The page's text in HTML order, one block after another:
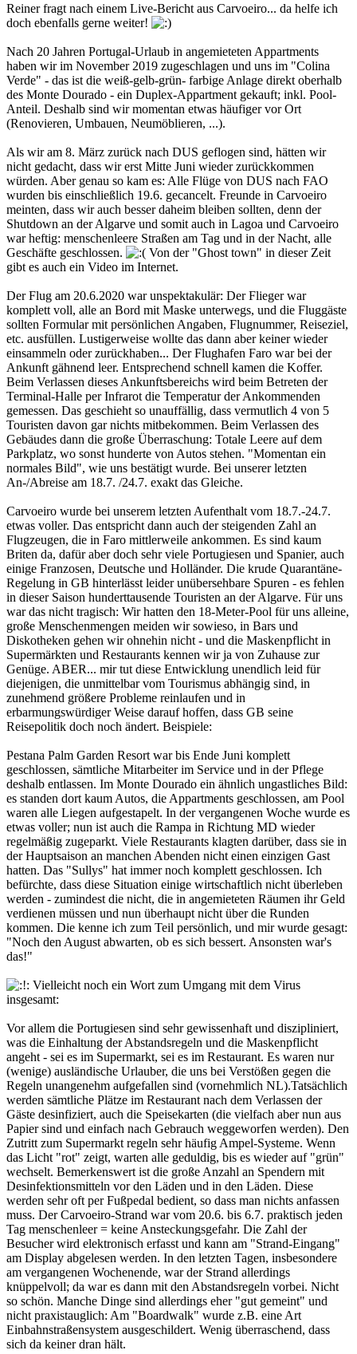
Reiner fragt nach einem Live-Bericht aus Carvoeiro... da helfe ich
doch ebenfalls gerne weiter!
Nach 20 Jahren Portugal-Urlaub in angemieteten Appartments
haben wir im November 2019 zugeschlagen und uns im "Colina
Verde" - das ist die weiß-gelb-grün- farbige Anlage direkt oberhalb
des Monte Dourado - ein Duplex-Appartment gekauft; inkl. Pool-
Anteil. Deshalb sind wir momentan etwas häufiger vor Ort
(Renovieren, Umbauen, Neumöblieren, ...).
Als wir am 8. März zurück nach DUS geflogen sind, hätten wir
nicht gedacht, dass wir erst Mitte Juni wieder zurückkommen
würden. Aber genau so kam es: Alle Flüge von DUS nach FAO
wurden bis einschließlich 19.6. gecancelt. Freunde in Carvoeiro
meinten, dass wir auch besser daheim bleiben sollten, denn der
Shutdown an der Algarve und somit auch in Lagoa und Carvoeiro
war heftig: menschenleere Straßen am Tag und in der Nacht, alle
Geschäfte geschlossen.
Von der "Ghost town" in dieser Zeit
gibt es auch ein Video im Internet.
Der Flug am 20.6.2020 war unspektakulär: Der Flieger war
komplett voll, alle an Bord mit Maske unterwegs, und die Fluggäste
sollten Formular mit persönlichen Angaben, Flugnummer, Reiseziel,
etc. ausfüllen. Lustigerweise wollte das dann aber keiner wieder
einsammeln oder zurückhaben... Der Flughafen Faro war bei der
Ankunft gähnend leer. Entsprechend schnell kamen die Koffer.
Beim Verlassen dieses Ankunftsbereichs wird beim Betreten der
Terminal-Halle per Infrarot die Temperatur der Ankommenden
gemessen. Das geschieht so unauffällig, dass vermutlich 4 von 5
Touristen davon gar nichts mitbekommen. Beim Verlassen des
Gebäudes dann die große Überraschung: Totale Leere auf dem
Parkplatz, wo sonst hunderte von Autos stehen. "Momentan ein
normales Bild", wie uns bestätigt wurde. Bei unserer letzten
An-/Abreise am 18.7. /24.7. exakt das Gleiche.
Carvoeiro wurde bei unserem letzten Aufenthalt vom 18.7.-24.7.
etwas voller. Das entspricht dann auch der steigenden Zahl an
Flugzeugen, die in Faro mittlerweile ankommen. Es sind kaum
Briten da, dafür aber doch sehr viele Portugiesen und Spanier, auch
einige Franzosen, Deutsche und Holländer. Die krude Quarantäne-
Regelung in GB hinterlässt leider unübersehbare Spuren - es fehlen
in dieser Saison hunderttausende Touristen an der Algarve. Für uns
war das nicht tragisch: Wir hatten den 18-Meter-Pool für uns alleine,
große Menschenmengen meiden wir sowieso, in Bars und
Diskotheken gehen wir ohnehin nicht - und die Maskenpflicht in
Supermärkten und Restaurants kennen wir ja von Zuhause zur
Genüge. ABER... mir tut diese Entwicklung unendlich leid für
diejenigen, die unmittelbar vom Tourismus abhängig sind, in
zunehmend größere Probleme reinlaufen und in
erbarmungswürdiger Weise darauf hoffen, dass GB seine
Reisepolitik doch noch ändert. Beispiele:
Pestana Palm Garden Resort war bis Ende Juni komplett
geschlossen, sämtliche Mitarbeiter im Service und in der Pflege
deshalb entlassen. Im Monte Dourado ein ähnlich ungastliches Bild:
es standen dort kaum Autos, die Appartments geschlossen, am Pool
waren alle Liegen aufgestapelt. In der vergangenen Woche wurde es
etwas voller; nun ist auch die Rampa in Richtung MD wieder
regelmäßig zugeparkt. Viele Restaurants klagten darüber, dass sie in
der Hauptsaison an manchen Abenden nicht einen einzigen Gast
hatten. Das "Sullys" hat immer noch komplett geschlossen. Ich
befürchte, dass diese Situation einige wirtschaftlich nicht überleben
werden - zumindest die nicht, die in angemieteten Räumen ihr Geld
verdienen müssen und nun überhaupt nicht über die Runden
kommen. Die kenne ich zum Teil persönlich, und mir wurde gesagt:
"Noch den August abwarten, ob es sich bessert. Ansonsten war's
das!"
Vielleicht noch ein Wort zum Umgang mit dem Virus
insgesamt:
Vor allem die Portugiesen sind sehr gewissenhaft und diszipliniert,
was die Einhaltung der Abstandsregeln und die Maskenpflicht
angeht - sei es im Supermarkt, sei es im Restaurant. Es waren nur
(wenige) ausländische Urlauber, die uns bei Verstößen gegen die
Regeln unangenehm aufgefallen sind (vornehmlich NL).Tatsächlich
werden sämtliche Plätze im Restaurant nach dem Verlassen der
Gäste desinfiziert, auch die Speisekarten (die vielfach aber nun aus
Papier sind und einfach nach Gebrauch weggeworfen werden). Den
Zutritt zum Supermarkt regeln sehr häufig Ampel-Systeme. Wenn
das Licht "rot" zeigt, warten alle geduldig, bis es wieder auf "grün"
wechselt. Bemerkenswert ist die große Anzahl an Spendern mit
Desinfektionsmitteln vor den Läden und in den Läden. Diese
werden sehr oft per Fußpedal bedient, so dass man nichts anfassen
muss. Der Carvoeiro-Strand war vom 20.6. bis 6.7. praktisch jeden
Tag menschenleer = keine Ansteckungsgefahr. Die Zahl der
Besucher wird elektronisch erfasst und kann am "Strand-Eingang"
am Display abgelesen werden. In den letzten Tagen, insbesondere
am vergangenen Wochenende, war der Strand allerdings
knüppelvoll; da war es dann mit den Abstandsregeln vorbei. Nicht
so schön. Manche Dinge sind allerdings eher "gut gemeint" und
nicht praxistauglich: Am "Boardwalk" wurde z.B. eine Art
Einbahnstraßensystem ausgeschildert. Wenig überraschend, dass
sich da keiner dran hält.